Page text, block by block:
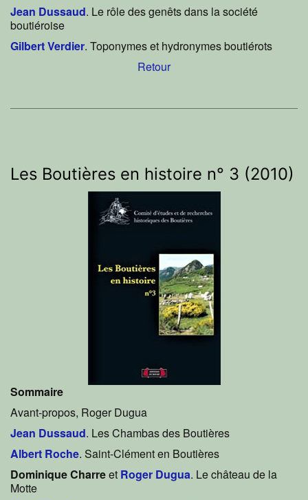
Jean Dussaud. Le rôle des genêts dans la société
boutiéroise
Gilbert Verdier. Toponymes et hydronymes boutiérots
Retour
Les Boutières en histoire n° 3 (2010)
Sommaire
Avant-propos, Roger Dugua
Jean Dussaud. Les Chambas des Boutières
Albert Roche. Saint-Clément en Boutières
Dominique Charreet Roger Dugua. Le château de la
Motte